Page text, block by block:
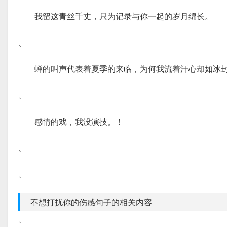
我留这青丝千丈，只为记录与你一起的岁月绵长。
、
蝉的叫声代表着夏季的来临，为何我流着汗心却如冰
、
感情的戏，我没演技。！
、
、
不想打扰你的伤感句子的相关内容
、